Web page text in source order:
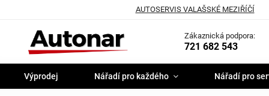
AUTOSERVIS VALAŠSKÉ MEZIŘÍČÍ
Zákaznická podpora:
721 682 543
Výprodej Nářadí pro každého Nářadí pro